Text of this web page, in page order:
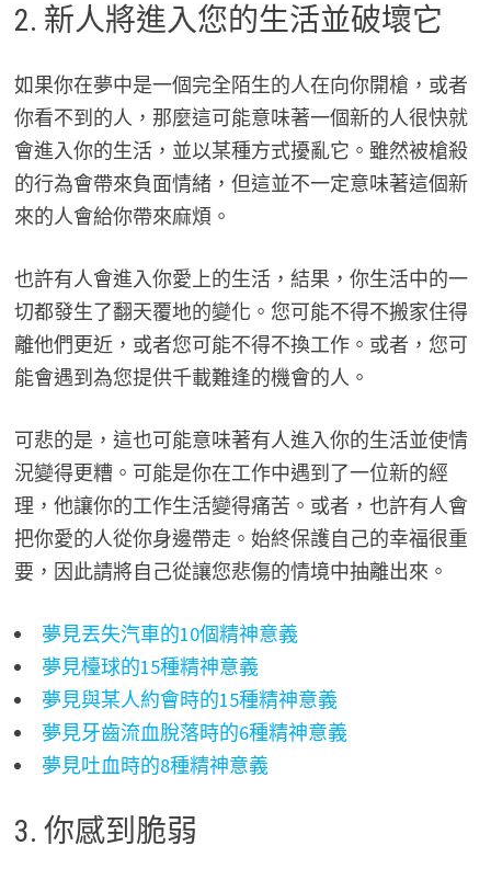
2. 新人將進入您的生活並破壞它
如果你在夢中是一個完全陌生的人在向你開槍，或者
你看不到的人，那麼這可能意味著一個新的人很快就
會進入你的生活，並以某種方式擾亂它。雖然被槍殺
的行為會帶來負面情緒，但這並不一定意味著這個新
來的人會給你帶來麻煩。
也許有人會進入你愛上的生活，結果，你生活中的一
切都發生了翻天覆地的變化。您可能不得不搬家住得
離他們更近，或者您可能不得不換工作。或者，您可
能會遇到為您提供千載難逢的機會的人。
可悲的是，這也可能意味著有人進入你的生活並使情
況變得更糟。可能是你在工作中遇到了一位新的經
理，他讓你的工作生活變得痛苦。或者，也許有人會
把你愛的人從你身邊帶走。始終保護自己的幸福很重
要，因此請將自己從讓您悲傷的情境中抽離出來。
夢見丟失汽車的10個精神意義
夢見檯球的15種精神意義
夢見與某人約會時的15種精神意義
夢見牙齒流血脫落時的6種精神意義
夢見吐血時的8種精神意義
3. 你感到脆弱